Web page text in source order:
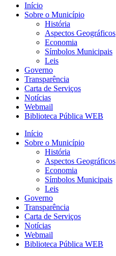
Início
Sobre o Município
História
Aspectos Geográficos
Economia
Símbolos Municipais
Leis
Governo
Transparência
Carta de Serviços
Notícias
Webmail
Biblioteca Pública WEB
Início
Sobre o Município
História
Aspectos Geográficos
Economia
Símbolos Municipais
Leis
Governo
Transparência
Carta de Serviços
Notícias
Webmail
Biblioteca Pública WEB